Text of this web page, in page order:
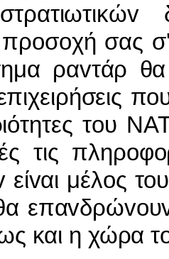
σας σ'
ραvτάρ θα
τoυ
τις
μέλoς
και η χώρα